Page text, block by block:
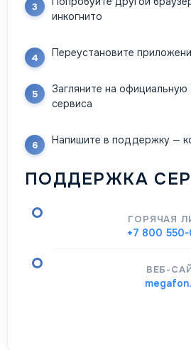
инкогнито
Переустановите
Загляните на официальную
сервиса
Напишите в поддержку —
ПОДДЕРЖКА
ГОРЯЧАЯ
+7 800
ВЕБ-